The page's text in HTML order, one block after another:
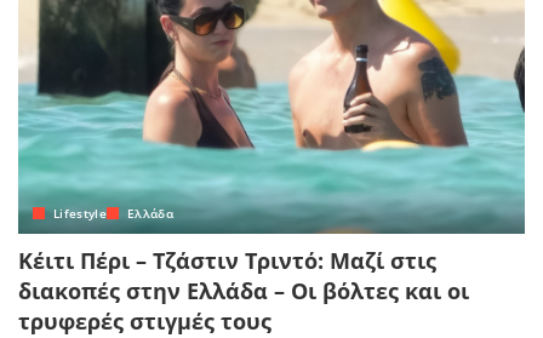
Lifestyle Ελλάδα
Κέιτι Πέρι – Τζάστιν Τριντό: Μαζί στις
διακοπές στην Ελλάδα – Οι βόλτες και οι
τρυφερές στιγμές τους